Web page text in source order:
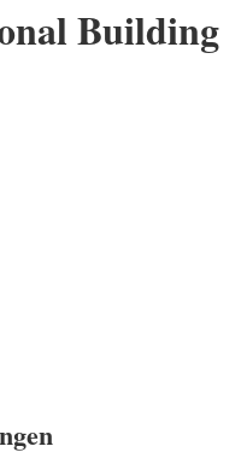
Building